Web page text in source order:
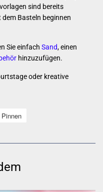
sind bereits
Basteln beginnen
Sie einfach Sand,einen
hinzuzufügen.
oder kreative
Pinnen
pinnen